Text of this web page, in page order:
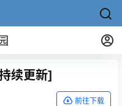
续更新]
前往下载